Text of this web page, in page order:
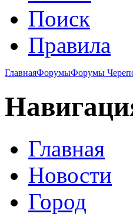
Поиск
Правила
ГлавнаяФорумыФорумы
Главная
Новости
Город